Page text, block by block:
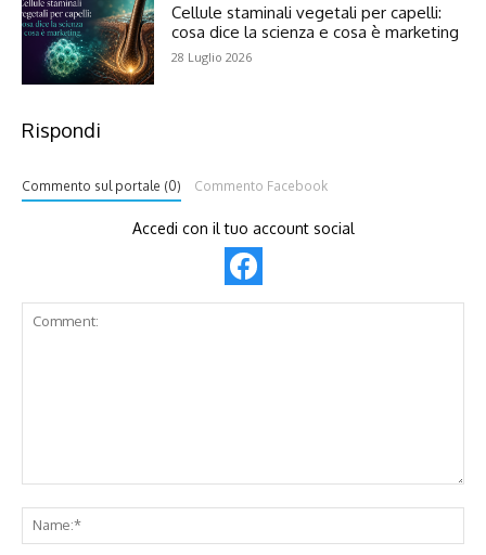
Cellule staminali vegetali per capelli:
cosa dice la scienza e cosa è marketing
28 Luglio 2026
Rispondi
Commento sul portale (0) Commento Facebook
Accedi con il tuo account social